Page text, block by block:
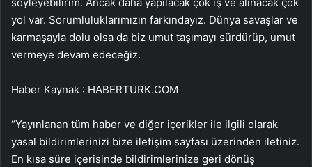
söyleyebilirim. Ancak daha yapılacak çok iş ve alınacak çok
yol var. Sorumluluklarımızın farkındayız. Dünya savaşlar ve
karmaşayla dolu olsa da biz umut taşımayı sürdürüp, umut
vermeye devam edeceğiz.
Haber Kaynak : HABERTURK.COM
“Yayınlanan tüm haber ve diğer içerikler ile ilgili olarak
yasal bildirimlerinizi bize iletişim sayfası üzerinden iletiniz.
En kısa süre içerisinde bildirimlerinize geri dönüş